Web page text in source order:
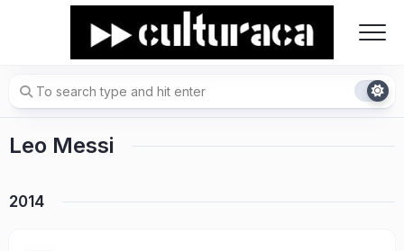
Leo Messi
2014